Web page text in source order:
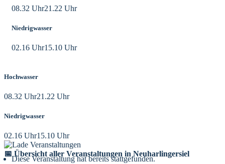
08.32 Uhr21.22 Uhr
Niedrigwasser
02.16 Uhr15.10 Uhr
Hochwasser
08.32 Uhr21.22 Uhr
Niedrigwasser
02.16 Uhr15.10 Uhr
📅 Übersicht aller Veranstaltungen in Neuharlingersiel
Diese Veranstaltung hat bereits stattgefunden.